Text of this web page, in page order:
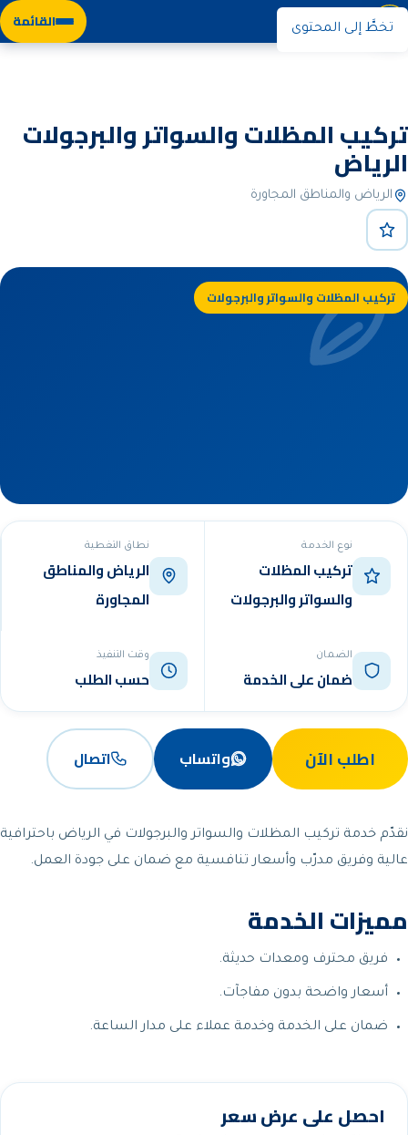
تخطَّ إلى المحتوى القائمة نوران
تركيب المظلات والسواتر والبرجولات
الرياض
الرياض والمناطق المجاورة
تركيب المظلات والسواتر والبرجولات
نوع الخدمة
تركيب المظلات
والسواتر والبرجولات
نطاق التغطية
الرياض والمناطق
المجاورة
الضمان
ضمان على الخدمة
وقت التنفيذ
حسب الطلب
اطلب الآن واتساب اتصال
نقدّم خدمة تركيب المظلات والسواتر والبرجولات في الرياض باحترافية
عالية وفريق مدرّب وأسعار تنافسية مع ضمان على جودة العمل.
مميزات الخدمة
فريق محترف ومعدات حديثة.
أسعار واضحة بدون مفاجآت.
ضمان على الخدمة وخدمة عملاء على مدار الساعة.
احصل على عرض سعر